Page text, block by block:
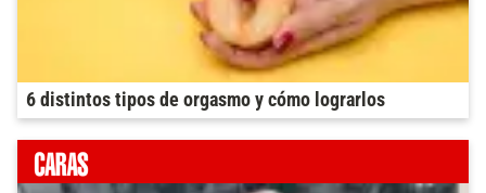
6 distintos tipos de orgasmo y cómo lograrlos